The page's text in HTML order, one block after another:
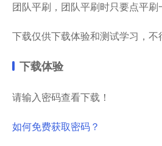
团队平刷，团队平刷时只要点平刷
下载仅供下载体验和测试学习，不
下载体验
请输入密码查看下载！
如何免费获取密码？